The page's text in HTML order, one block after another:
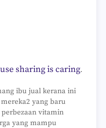
is caring.
ibu jual kerana ini
yang baru
vitamin
yang mampu